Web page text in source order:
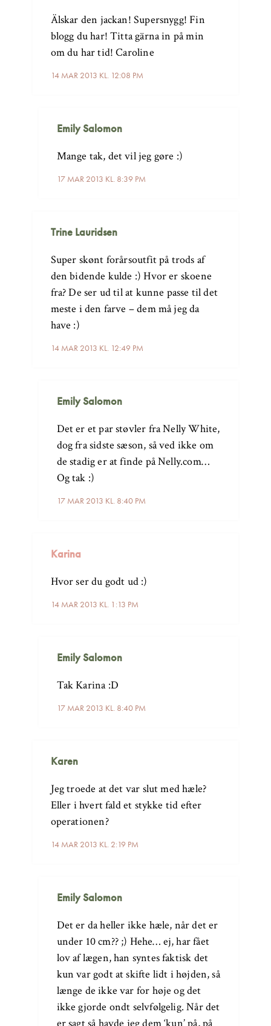
14 MAR 2013 KL. 12:08 PM
Älskar den jackan! Supersnygg! Fin
blogg du har! Titta gärna in på min
om du har tid! Caroline
Emily Salomon
17 MAR 2013 KL. 8:39 PM
Mange tak, det vil jeg gøre :)
Trine Lauridsen
14 MAR 2013 KL. 12:49 PM
Super skønt forårsoutfit på trods af
den bidende kulde :) Hvor er skoene
fra? De ser ud til at kunne passe til det
meste i den farve – dem må jeg da
have :)
Emily Salomon
17 MAR 2013 KL. 8:40 PM
Det er et par støvler fra Nelly White,
dog fra sidste sæson, så ved ikke om
de stadig er at finde på Nelly.com…
Og tak :)
Karina
14 MAR 2013 KL. 1:13 PM
Hvor ser du godt ud :)
Emily Salomon
17 MAR 2013 KL. 8:40 PM
Tak Karina :D
Karen
14 MAR 2013 KL. 2:19 PM
Jeg troede at det var slut med hæle?
Eller i hvert fald et stykke tid efter
operationen?
Emily Salomon
Det er da heller ikke hæle, når det er
under 10 cm?? ;) Hehe… ej, har fået
lov af lægen, han syntes faktisk det
kun var godt at skifte lidt i højden, så
længe de ikke var for høje og det
ikke gjorde ondt selvfølgelig. Når det